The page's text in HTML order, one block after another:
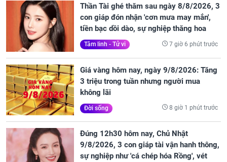
Thần Tài ghé thăm sau ngày 8/8/2026, 3
con giáp đón nhận 'cơn mưa may mắn',
tiền bạc dồi dào, sự nghiệp thăng hoa
Tâm linh - Tử vi 7 giờ 6 phút trước
Giá vàng hôm nay, ngày 9/8/2026: Tăng
3 triệu trong tuần nhưng người mua
không lãi
Đời sống 8 giờ 1 phút trước
Đúng 12h30 hôm nay, Chủ Nhật
9/8/2026, 3 con giáp tài vận hanh thông,
sự nghiệp như 'cá chép hóa Rồng', vét